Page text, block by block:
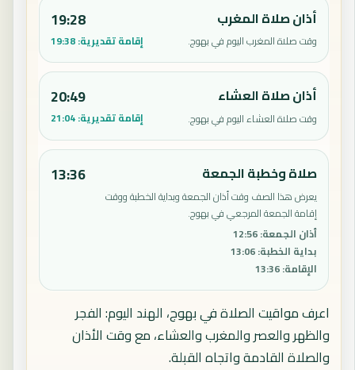
أذان صلاة المغرب
وقت صلاة المغرب اليوم في بهوج.
19:28
إقامة تقديرية:19:38
أذان صلاة العشاء
وقت صلاة العشاء اليوم في بهوج.
20:49
إقامة تقديرية:21:04
صلاة وخطبة الجمعة
يعرض هذا الصف وقت أذان الجمعة وبداية الخطبة ووقت
إقامة الجمعة المرجعي في بهوج.
أذان الجمعة:
12:56
بداية الخطبة:
13:06
الإقامة:
13:36
13:36
اعرف مواقيت الصلاة في بهوج، الهند اليوم: الفجر
والظهر والعصر والمغرب والعشاء، مع وقت الأذان
والصلاة القادمة واتجاه القبلة.